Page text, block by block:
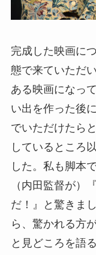
完成した映画に
態で来ていただ
ある映画になっ
い出を作った後
でいただけたら
しているところ
した。私も脚本
（内田監督が）
だ！』と驚きま
ら、驚かれる方
と見どころを語る